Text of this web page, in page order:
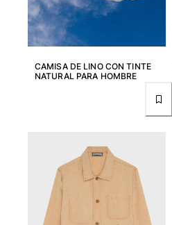
CAMISA DE LINO CON TINTE
NATURAL PARA HOMBRE